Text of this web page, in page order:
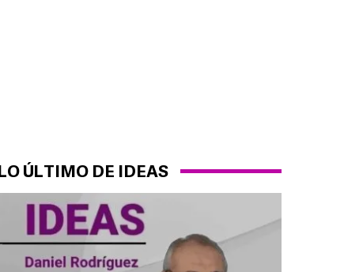
LO ÚLTIMO DE IDEAS